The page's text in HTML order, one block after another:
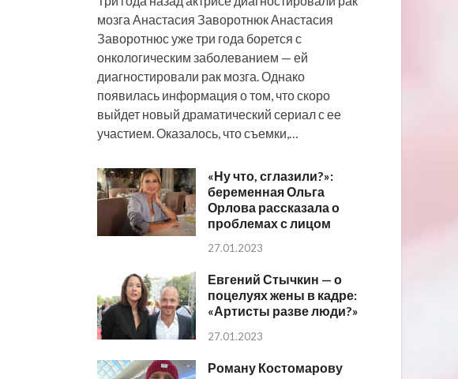
мозга Анастасия Заворотнюк Анастасия
Заворотнюс уже три года борется с
онкологическим заболеванием — ей
диагностировали рак мозга. Однако
появилась информация о том, что скоро
выйдет новый драматический сериал с ее
участием. Оказалось, что съемки,…
«Ну что, сглазили?»:
беременная Ольга
Орлова рассказала о
проблемах с лицом
27.01.2023
Евгений Стычкин — о
поцелуях жены в кадре:
«Артисты разве люди?»
27.01.2023
Роману Костомарову